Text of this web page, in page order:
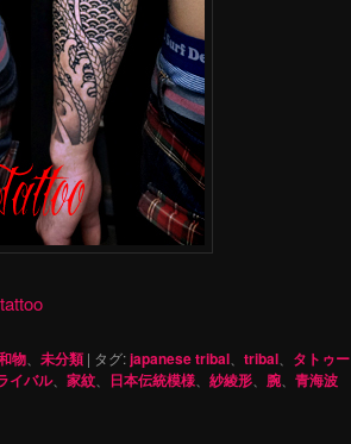
物 未分類 | タグ:japanese tribal tribal
タトゥー
イバル、 家紋 日本伝統模様 紗綾形 腕 青海波